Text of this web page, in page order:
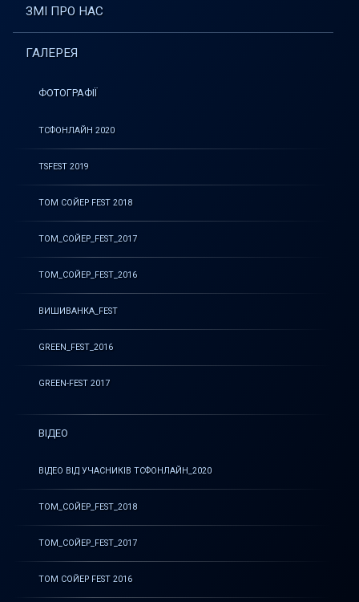
ЗМІ ПРО НАС
ГАЛЕРЕЯ
ФОТОГРАФІЇ
ТСФОНЛАЙН 2020
TSFEST 2019
ТОМ СОЙЕР FEST 2018
ТОМ_СОЙЕР_FEST_2017
ТОМ_СОЙЕР_FEST_2016
ВИШИВАНКА_FEST
GREEN_FEST_2016
GREEN-FEST 2017
ВІДЕО
ВІДЕО ВІД УЧАСНИКІВ ТСФОНЛАЙН_2020
ТОМ_СОЙЕР_FEST_2018
ТОМ_СОЙЕР_FEST_2017
ТОМ СОЙЕР FEST 2016